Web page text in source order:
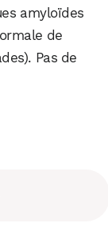
amyloïdes
de
Pas de